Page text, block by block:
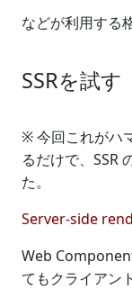
などが利用する
SSRを試す
※ 今回これがハ
るだけで、SSR
た。
Server-side
Web
てもクライアン